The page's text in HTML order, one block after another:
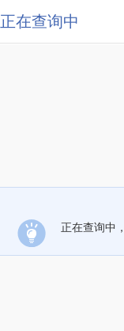
正在查询中
正在查询中